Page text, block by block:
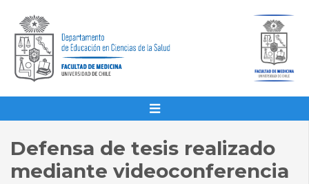
Defensa de tesis realizado
mediante videoconferencia